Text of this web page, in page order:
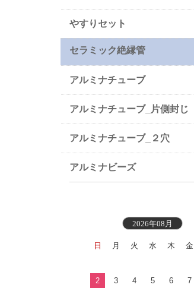
やすりセット
セラミック絶縁管
アルミナチューブ
アルミナチューブ_片側封じ
アルミナチューブ_２穴
アルミナビーズ
2026年08月
日 月 火 水 木 金
2 3 4 5 6 7